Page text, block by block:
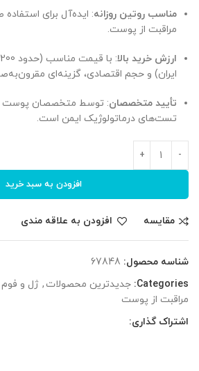
مناسب روتین روزانه: ایده‌آل برای
مراقبت از پوست.
ارزش خرید بالا
ایران) و حجم اقتصادی، گزینه‌ای
تأیید متخصصان: توسط متخصصان پوست
تست‌های درماتولوژیک ایمن است.
افزودن به سبد خرید
مقایسه افزودن به علاقه مندی
شناسه محصول: 67848
Categories: جدیدترین محصولات , ژل و
مراقبت از پوست
اشتراک گذاری: